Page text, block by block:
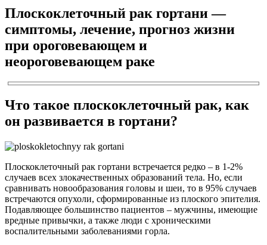
Плоскоклеточный рак гортани —
симптомы, лечение, прогноз жизни
при ороговевающем и
неороговевающем раке
Что такое плоскоклеточный рак, как
он развивается в гортани?
Плоскоклеточный рак гортани встречается редко – в 1-2%
случаев всех злокачественных образований тела. Но, если
сравнивать новообразования головы и шеи, то в 95% случаев
встречаются опухоли, сформированные из плоского эпителия.
Подавляющее большинство пациентов – мужчины, имеющие
вредные привычки, а также люди с хроническими
воспалительными заболеваниями горла.